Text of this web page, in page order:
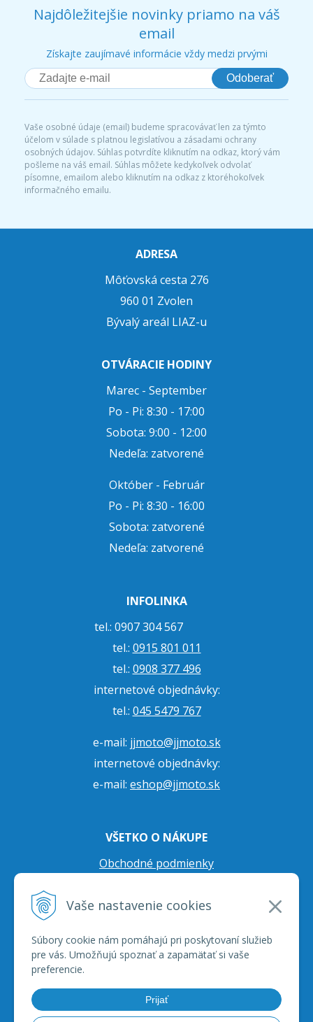
Vaše nastavenie cookies
Súbory cookie nám pomáhajú pri poskytovaní služieb
pre vás. Umožňujú spoznať a zapamätať si vaše
preferencie.
Prijať
Najdôležitejšie novinky priamo na váš
email
Získajte zaujímavé informácie vždy medzi prvými
Odoberať
Vaše osobné údaje (email) budeme spracovávať len za týmto
účelom v súlade s platnou legislatívou a zásadami ochrany
osobných údajov. Súhlas potvrdíte kliknutím na odkaz, ktorý vám
pošleme na váš email. Súhlas môžete kedykoľvek odvolať
písomne, emailom alebo kliknutím na odkaz z ktoréhokoľvek
informačného emailu.
ADRESA
Môťovská cesta 276
960 01 Zvolen
Bývalý areál LIAZ-u
OTVÁRACIE HODINY
Marec - September
Po - Pi: 8:30 - 17:00
Sobota: 9:00 - 12:00
Nedeľa: zatvorené
Október - Február
Po - Pi: 8:30 - 16:00
Sobota: zatvorené
Nedeľa: zatvorené
INFOLINKA
tel.: 0907 304 567
tel.: 0915 801 011
tel.: 0908 377 496
internetové objednávky:
tel.: 045 5479 767
e-mail: jjmoto@jjmoto.sk
internetové objednávky:
e-mail: eshop@jjmoto.sk
VŠETKO O NÁKUPE
Obchodné podmienky
Prepravné podmienky